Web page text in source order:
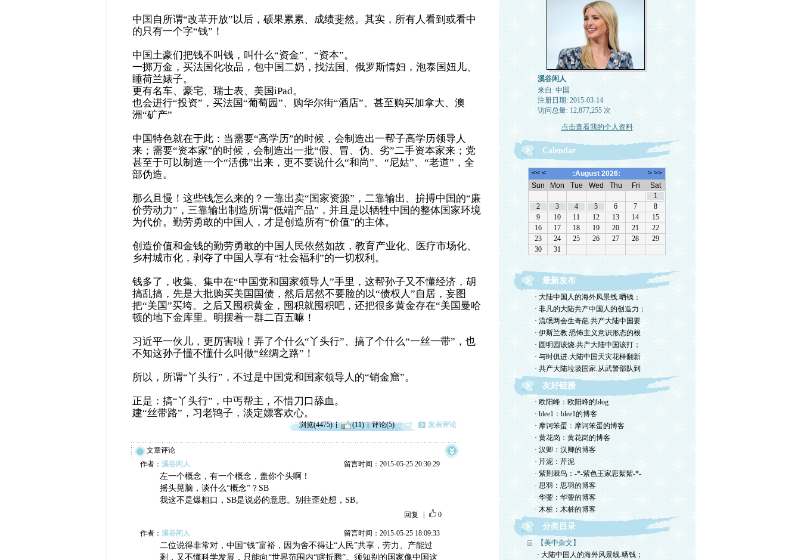
中国自所谓“改革开放”以后，硕果累累、成绩斐然。其实，所有人看到或看中
的只有一个字“钱”！
中国土豪们把钱不叫钱，叫什么“资金”、“资本”。
一掷万金，买法国化妆品，包中国二奶，找法国、俄罗斯情妇，泡泰国妞儿、
睡荷兰婊子。
更有名车、豪宅、瑞士表、美国iPad。
也会进行“投资”，买法国“葡萄园”、购华尔街“酒店”、甚至购买加拿大、澳
洲“矿产”
中国特色就在于此：当需要“高学历”的时候，会制造出一帮子高学历领导人
来；需要“资本家”的时候，会制造出一批“假、冒、伪、劣”二手资本家来；党
甚至于可以制造一个“活佛”出来，更不要说什么“和尚”、“尼姑”、“老道”，全
部伪造。
那么且慢！这些钱怎么来的？一靠出卖“国家资源”，二靠输出、拚搏中国的“廉
价劳动力”，三靠输出制造所谓“低端产品”，并且是以牺牲中国的整体国家环境
为代价。勤劳勇敢的中国人，才是创造所有“价值”的主体。
创造价值和金钱的勤劳勇敢的中国人民依然如故，教育产业化、医疗市场化、
乡村城市化，剥夺了中国人享有“社会福利”的一切权利。
钱多了，收集、集中在“中国党和国家领导人”手里，这帮孙子又不懂经济，胡
搞乱搞，先是大批购买美国国债，然后居然不要脸的以“债权人”自居， 妄图
把“美国”买垮。之后又囤积黄金，囤积就囤积吧，还把很多黄金存在“美国曼哈
顿的地下金库里。明摆着一群二百五嘛！
习近平一伙儿，更厉害啦！弄了个什么“丫头行”、搞了个什么“一丝一带”，也
不知这孙子懂不懂什么叫做“丝绸之路”！
所以，所谓“丫头行”，不过是中国党和国家领导人的“销金窟”。
正是：搞“丫头行”，中丐帮主，不惜刀口舔血。
建“丝带路”，习老鸨子，淡定嫖客欢心。
浏览(4475) (11) 评论(5) 发表评论
文章评论
作者： 溪谷闲人 留言时间：2015-05-25 20:30:29
左一个概念，有一个概念，盖你个头啊！
摇头晃脑，谈什么“概念”？SB
我这不是爆粗口，SB是说必的意思。别往歪处想，SB。
回复 0
作者： 溪谷闲人 留言时间：2015-05-25 18:09:33
二位说得非常对，中国“钱”富裕，因为舍不得让“人民”共享，劳力、产能过
剩，又不懂科学发展，只能向“世界范围内“瞎折腾”。须知别的国家像中国这
溪谷闲人
来自: 中国
注册日期: 2015-03-14
访问总量: 12,877,255 次
点击查看我的个人资料
Calendar
最新发布
· 大陆中国人的海外风景线.晒钱；
· 非凡的大陆共产中国人的创造力；
· 流氓两会生奇葩.共产大陆中国要
· 伊斯兰教.恐怖主义意识形态的根
· 圆明园该烧.共产大陆中国该打；
· 与时俱进.大陆中国天灾花样翻新
· 共产大陆垃圾国家.从武警部队到
友好链接
· 欧阳峰：欧阳峰的blog
· blee1：blee1的博客
· 摩诃笨蛋：摩诃笨蛋的博客
· 黄花岗：黄花岗的博客
· 汉卿：汉卿的博客
· 芹泥：芹泥
· 紫荆棘鸟：-*-紫色王家思絮絮-*-
· 思羽：思羽的博客
· 华蓥：华蓥的博客
· 木桩：木桩的博客
分类目录
【美中杂文】
· 大陆中国人的海外风景线.晒钱；